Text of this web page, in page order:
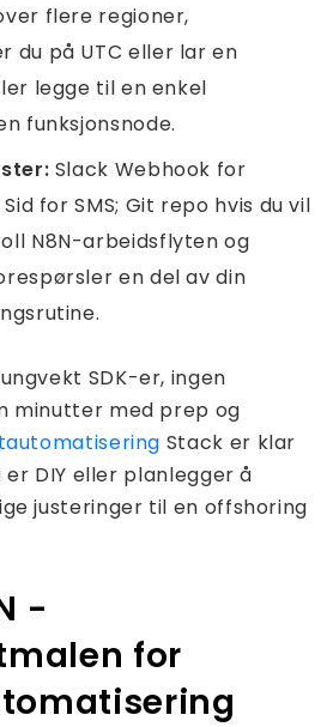
flere regioner,
du på UTC eller lar en
legge til en enkel
funksjonsnode.
Slack Webhook for
for SMS; Git repo hvis du vil
N8N-arbeidsflyten og
en del av din
SDK-er, ingen
minutter med prep og
Stack er klar
DIY eller planlegger å
justeringer til en offshoring
-
for